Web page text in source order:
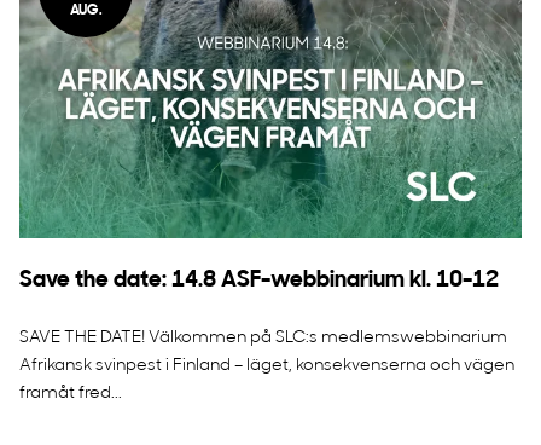
AUG.
Save the date: 14.8 ASF-webbinarium kl. 10-12
SAVE THE DATE! Välkommen på SLC:s medlemswebbinarium
Afrikansk svinpest i Finland – läget, konsekvenserna och vägen
framåt fred...